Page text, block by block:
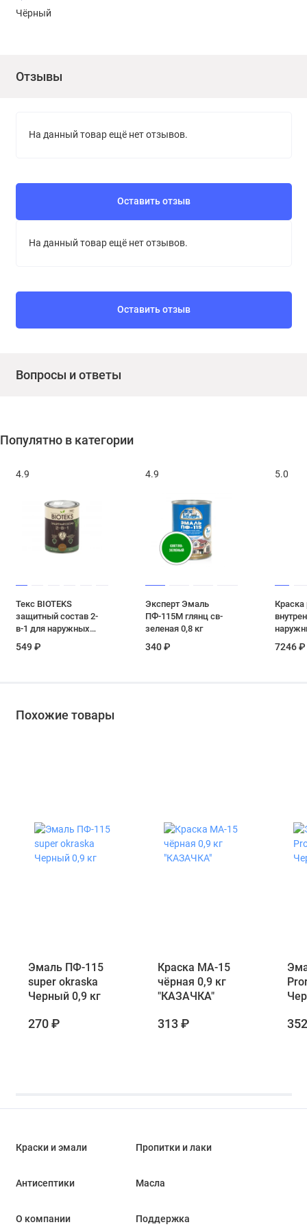
Чёрный
Отзывы
На данный товар ещё нет отзывов.
Оставить отзыв
На данный товар ещё нет отзывов.
Оставить отзыв
Вопросы и ответы
Популятно в категории
4.9
Текс BIOTEKS
защитный состав 2-
в-1 для наружных
работ вишня 0,8 л
549 ₽
4.9
Эксперт Эмаль
ПФ-115М глянц св-
зеленая 0,8 кг
340 ₽
5.0
Краска
Prosept
цвет
7246 ₽
Похожие товары
Эмаль ПФ-115
super okraska
Черный 0,9 кг
270 ₽
Краска МА-15
чёрная 0,9 кг
"КАЗАЧКА"
313 ₽
Краски и эмали Пропитки и лаки
Антисептики Масла
О компании Поддержка